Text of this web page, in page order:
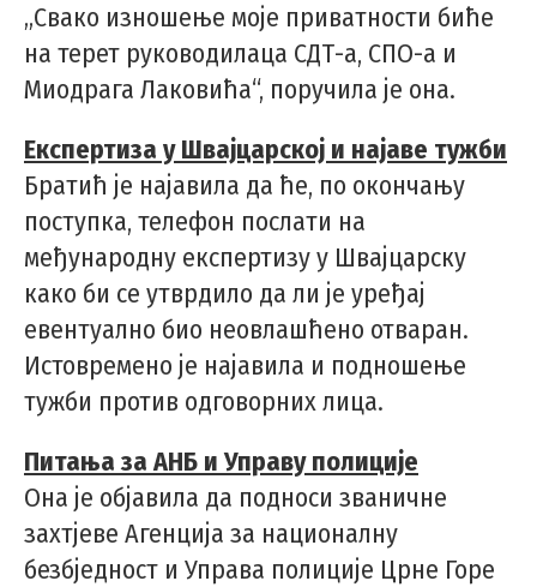
„Свако изношење моје приватности биће
на терет руководилаца СДТ-а, СПО-а и
Миодрага Лаковића“, поручила је она.
Експертиза у Швајцарској и најаве тужби
Братић је најавила да ће, по окончању
поступка, телефон послати на
међународну експертизу у Швајцарску
како би се утврдило да ли је уређај
евентуално био неовлашћено отваран.
Истовремено је најавила и подношење
тужби против одговорних лица.
Питања за АНБ и Управу полиције
Она је објавила да подноси званичне
захтјеве Агенција за националну
безбједност и Управа полиције Црне Горе